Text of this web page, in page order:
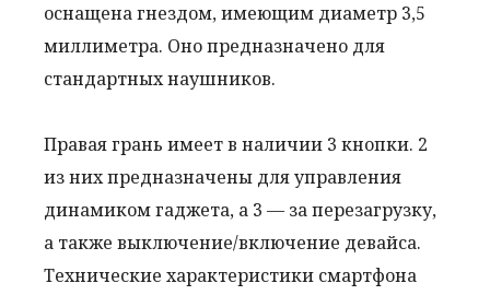
оснащена гнездом, имеющим диаметр 3,5
миллиметра. Оно предназначено для
стандартных наушников.
Правая грань имеет в наличии 3 кнопки. 2
из них предназначены для управления
динамиком гаджета, а 3 — за перезагрузку,
а также выключение/включение девайса.
Технические характеристики смартфона